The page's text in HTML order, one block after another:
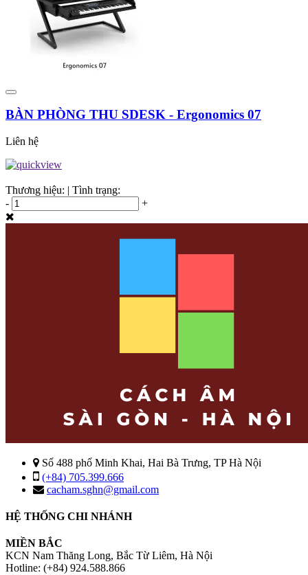
BÀN PHÒNG THU SDESK - Ergonomics 07
Liên hệ
Thương hiệu: | Tình trạng:
-
+
Số 488 phố Minh Khai, Hai Bà Trưng, TP Hà Nội
(+84) 705.399.666
cacham.sghn@gmail.com
HỆ THỐNG CHI NHÁNH
MIỀN BẮC
KCN Nam Thăng Long, Bắc Từ Liêm, Hà Nội
Hotline: (+84) 924.588.866